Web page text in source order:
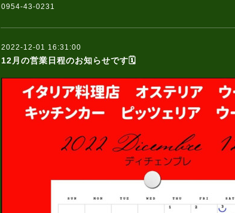
0954-43-0231
2022-12-01 16:31:00
12月の営業日程のお知らせです🗓️